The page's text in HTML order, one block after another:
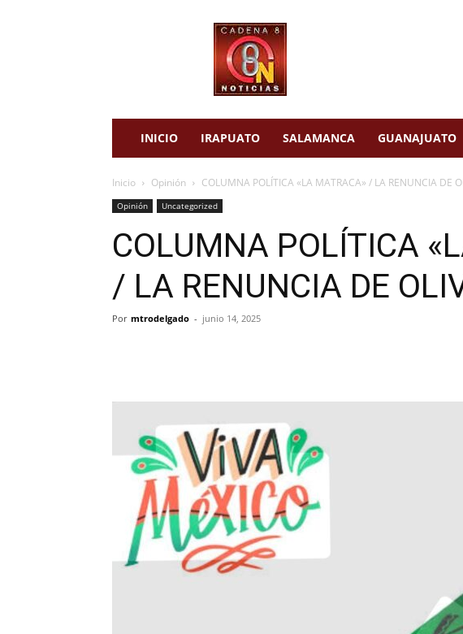
INICIO IRAPUATO SALAMANCA GUANAJUATO
Inicio Opinión COLUMNA POLÍTICA «LA MATRACA» / LA RENUNCIA DE
Opinión Uncategorized
COLUMNA POLÍTICA
/ LA RENUNCIA DE
Por mtrodelgado - junio 14, 2025